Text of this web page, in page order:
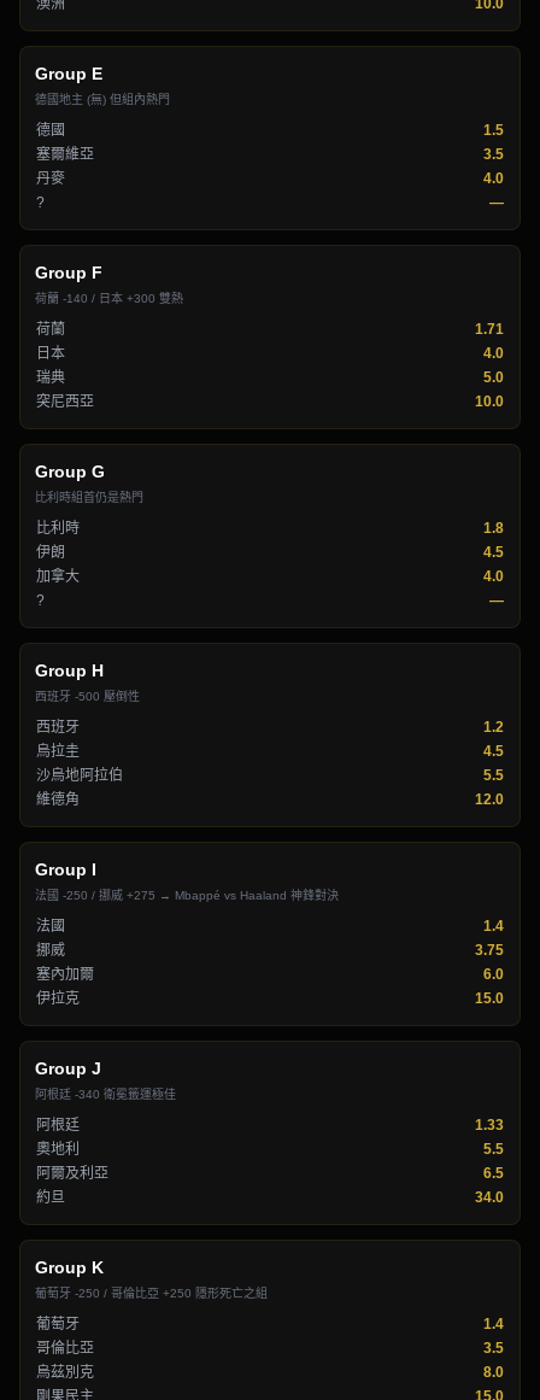
澳洲 10.0
Group E
德國地主 (無) 但組內熱門
德國
1.5
塞爾維亞
3.5
丹麥
4.0
?
—
Group F
荷蘭 -140 / 日本 +300 雙熱
荷蘭
1.71
日本
4.0
瑞典
5.0
突尼西亞
10.0
Group G
比利時組首仍是熱門
比利時
1.8
伊朗
4.5
加拿大
4.0
?
—
Group H
西班牙 -500 壓倒性
西班牙
1.2
烏拉圭
4.5
沙烏地阿拉伯
5.5
維德角
12.0
Group I
法國 -250 / 挪威 +275 → Mbappé vs Haaland 神鋒對決
法國
1.4
挪威
3.75
塞內加爾
6.0
伊拉克
15.0
Group J
阿根廷 -340 衛冕籤運極佳
阿根廷
1.33
奧地利
5.5
阿爾及利亞
6.5
約旦
34.0
Group K
葡萄牙 -250 / 哥倫比亞 +250 隱形死亡之組
葡萄牙
1.4
哥倫比亞
3.5
烏茲別克
8.0
剛果民主
15.0